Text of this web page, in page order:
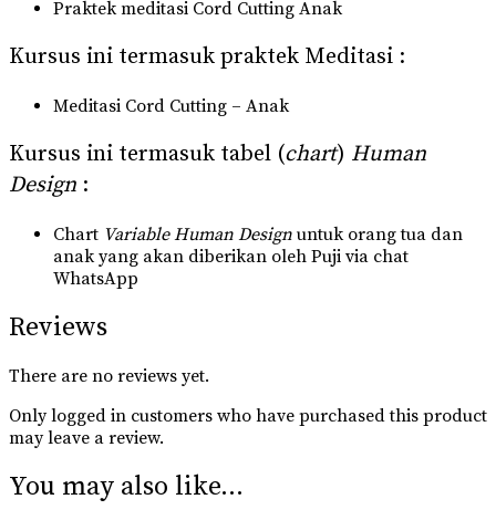
Praktek meditasi Cord Cutting Anak
Kursus ini termasuk praktek Meditasi :
Meditasi Cord Cutting – Anak
Kursus ini termasuk tabel (chart) Human
Design :
Chart Variable Human Design untuk orang tua dan
anak yang akan diberikan oleh Puji via chat
WhatsApp
Reviews
There are no reviews yet.
Only logged in customers who have purchased this product
may leave a review.
You may also like…